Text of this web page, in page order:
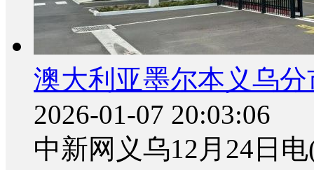
澳大利亚墨尔本义乌
2026-01-07 20:03:06
中新网义乌12月24日